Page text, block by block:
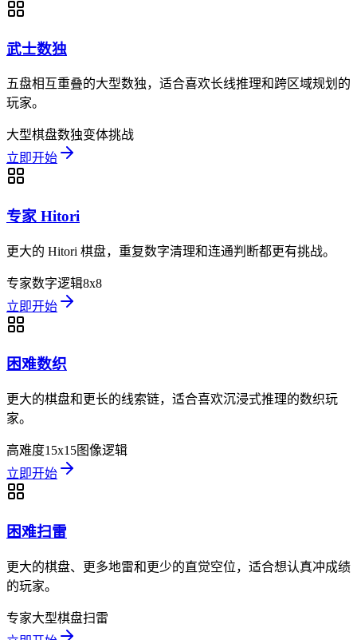
武士数独
五盘相互重叠的大型数独，适合喜欢长线推理和跨区域规划的
玩家。
大型棋盘数独变体挑战
立即开始
专家 Hitori
更大的 Hitori 棋盘，重复数字清理和连通判断都更有挑战。
专家数字逻辑8x8
立即开始
困难数织
更大的棋盘和更长的线索链，适合喜欢沉浸式推理的数织玩
家。
高难度15x15图像逻辑
立即开始
困难扫雷
更大的棋盘、更多地雷和更少的直觉空位，适合想认真冲成绩
的玩家。
专家大型棋盘扫雷